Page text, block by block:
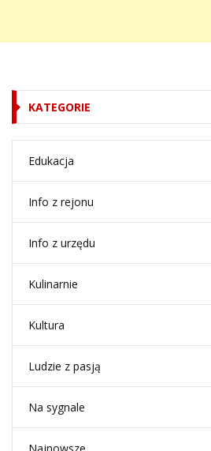
KATEGORIE
Edukacja
Info z rejonu
Info z urzędu
Kulinarnie
Kultura
Ludzie z pasją
Na sygnale